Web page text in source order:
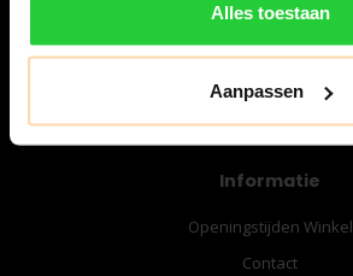
Alles toestaan
Aanpassen
Informatie
Openingstijden Winkel
Contact